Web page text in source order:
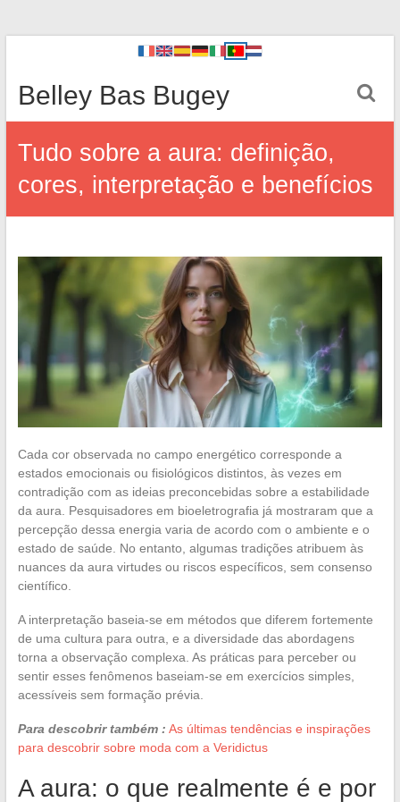
Belley Bas Bugey
Tudo sobre a aura: definição,
cores, interpretação e benefícios
Cada cor observada no campo energético corresponde a
estados emocionais ou fisiológicos distintos, às vezes em
contradição com as ideias preconcebidas sobre a estabilidade
da aura. Pesquisadores em bioeletrografia já mostraram que a
percepção dessa energia varia de acordo com o ambiente e o
estado de saúde. No entanto, algumas tradições atribuem às
nuances da aura virtudes ou riscos específicos, sem consenso
científico.
A interpretação baseia-se em métodos que diferem fortemente
de uma cultura para outra, e a diversidade das abordagens
torna a observação complexa. As práticas para perceber ou
sentir esses fenômenos baseiam-se em exercícios simples,
acessíveis sem formação prévia.
Para descobrir também : As últimas tendências e inspirações
para descobrir sobre moda com a Veridictus
A aura: o que realmente é e por